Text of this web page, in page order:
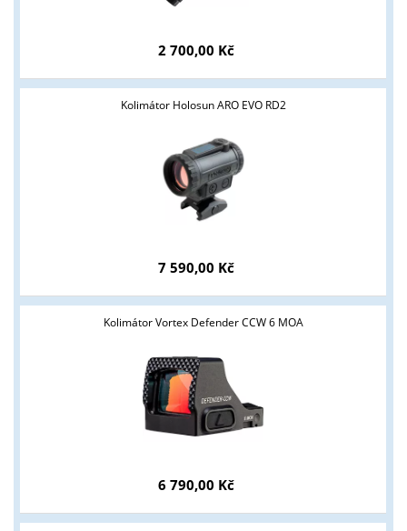
2 700,00 Kč
Kolimátor Holosun ARO EVO RD2
7 590,00 Kč
Kolimátor Vortex Defender CCW 6 MOA
6 790,00 Kč